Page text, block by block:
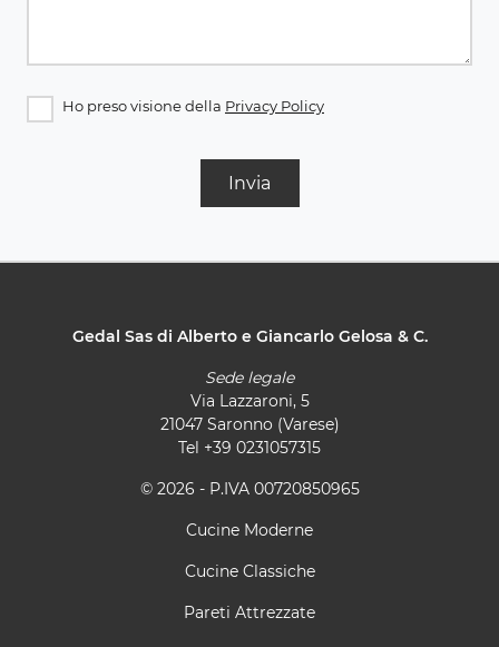
Ho preso visione della Privacy Policy
Invia
Gedal Sas di Alberto e Giancarlo Gelosa & C.
Sede legale
Via Lazzaroni, 5
21047 Saronno (Varese)
Tel +39 0231057315
© 2026 - P.IVA 00720850965
Cucine Moderne
Cucine Classiche
Pareti Attrezzate